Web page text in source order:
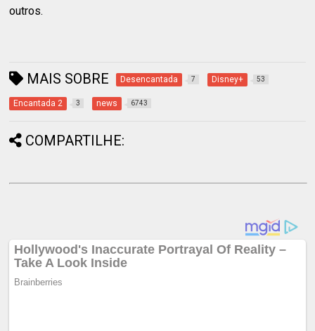
outros.
MAIS SOBRE Desencantada 7 Disney+ 53
Encantada 2 3 news 6743
COMPARTILHE: